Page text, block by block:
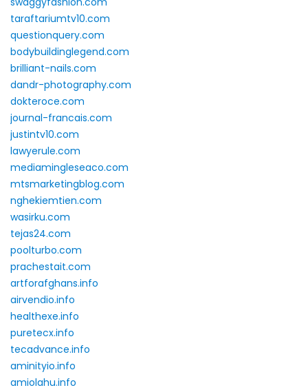
taraftariumtv10.com
questionquery.com
bodybuildinglegend.com
brilliant-nails.com
dandr-photography.com
dokteroce.com
journal-francais.com
justintv10.com
lawyerule.com
mediamingleseaco.com
mtsmarketingblog.com
nghekiemtien.com
wasirku.com
tejas24.com
poolturbo.com
prachestait.com
artforafghans.info
airvendio.info
healthexe.info
puretecx.info
tecadvance.info
aminityio.info
amiolahu.info